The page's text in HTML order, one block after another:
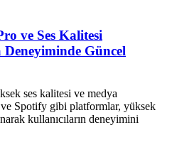
ve Ses Kalitesi
Güncel
ses kalitesi ve medya
Spotify gibi platformlar, yüksek
kullanıcıların deneyimini